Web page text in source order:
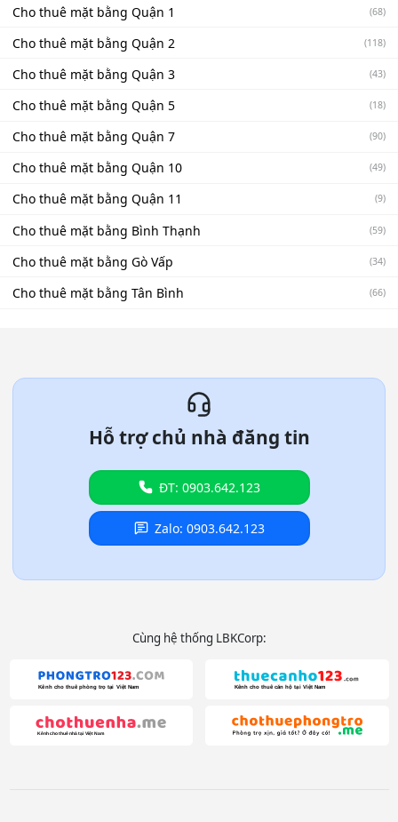
Cho thuê mặt bằng Quận 1 (68)
Cho thuê mặt bằng Quận 2 (118)
Cho thuê mặt bằng Quận 3 (43)
Cho thuê mặt bằng Quận 5 (18)
Cho thuê mặt bằng Quận 7 (90)
Cho thuê mặt bằng Quận 10 (49)
Cho thuê mặt bằng Quận 11 (9)
Cho thuê mặt bằng Bình Thạnh (59)
Cho thuê mặt bằng Gò Vấp (34)
Cho thuê mặt bằng Tân Bình (66)
Hỗ trợ chủ nhà đăng tin
ĐT: 0903.642.123
Zalo: 0903.642.123
Cùng hệ thống LBKCorp: